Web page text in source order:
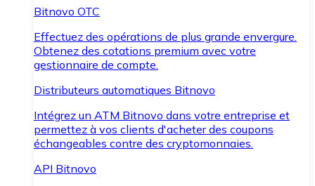
Bitnovo OTC
Effectuez des opérations de plus grande envergure.
Obtenez des cotations premium avec votre
gestionnaire de compte.
Distributeurs automatiques Bitnovo
Intégrez un ATM Bitnovo dans votre entreprise et
permettez à vos clients d'acheter des coupons
échangeables contre des cryptomonnaies.
API Bitnovo